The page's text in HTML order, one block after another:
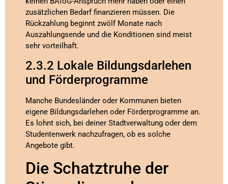
zusätzlichen Bedarf finanzieren müssen. Die
Rückzahlung beginnt zwölf Monate nach
Auszahlungsende und die Konditionen sind meist
sehr vorteilhaft.
2.3.2 Lokale Bildungsdarlehen
und Förderprogramme
Manche Bundesländer oder Kommunen bieten
eigene Bildungsdarlehen oder Förderprogramme an.
Es lohnt sich, bei deiner Stadtverwaltung oder dem
Studentenwerk nachzufragen, ob es solche
Angebote gibt.
Die Schatztruhe der